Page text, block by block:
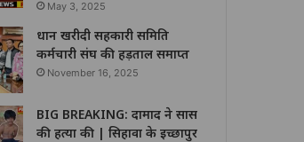
May 3, 2025
धान खरीदी सहकारी समिति
कर्मचारी संघ की हड़ताल समाप्त
November 16, 2025
BIG BREAKING: दामाद ने सास
की हत्या की | सिहावा के इच्छापुर